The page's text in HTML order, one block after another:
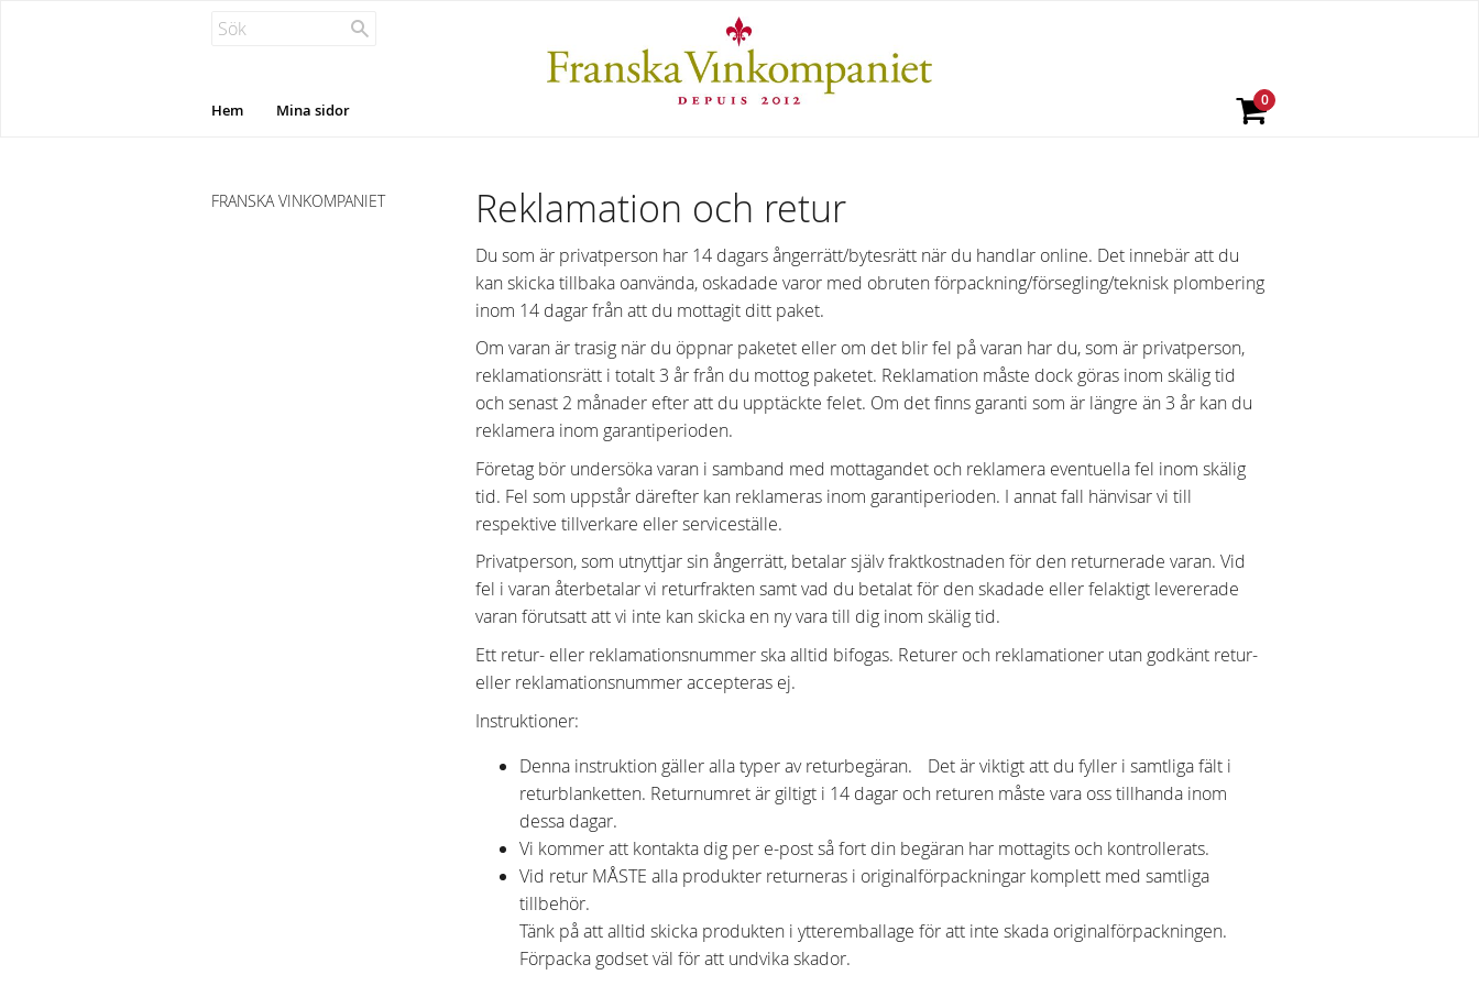
Hem Mina sidor
Reklamation och retur
Du som är privatperson har 14 dagars ångerrätt/bytesrätt när du handlar online. Det innebär att du
kan skicka tillbaka oanvända, oskadade varor med obruten förpackning/försegling/teknisk plombering
inom 14 dagar från att du mottagit ditt paket.
Om varan är trasig när du öppnar paketet eller om det blir fel på varan har du, som är privatperson,
reklamationsrätt i totalt 3 år från du mottog paketet. Reklamation måste dock göras inom skälig tid
och senast 2 månader efter att du upptäckte felet. Om det finns garanti som är längre än 3 år kan du
reklamera inom garantiperioden.
Företag bör undersöka varan i samband med mottagandet och reklamera eventuella fel inom skälig
tid. Fel som uppstår därefter kan reklameras inom garantiperioden. I annat fall hänvisar vi till
respektive tillverkare eller serviceställe.
Privatperson, som utnyttjar sin ångerrätt, betalar själv fraktkostnaden för den returnerade varan. Vid
fel i varan återbetalar vi returfrakten samt vad du betalat för den skadade eller felaktigt levererade
varan förutsatt att vi inte kan skicka en ny vara till dig inom skälig tid.
Ett retur- eller reklamationsnummer ska alltid bifogas. Returer och reklamationer utan godkänt retur-
eller reklamationsnummer accepteras ej.
Instruktioner:
Denna instruktion gäller alla typer av returbegäran. Det är viktigt att du fyller i samtliga fält i
returblanketten. Returnumret är giltigt i 14 dagar och returen måste vara oss tillhanda inom
dessa dagar.
Vi kommer att kontakta dig per e-post så fort din begäran har mottagits och kontrollerats.
Vid retur MÅSTE alla produkter returneras i originalförpackningar komplett med samtliga
tillbehör.
Tänk på att alltid skicka produkten i ytteremballage för att inte skada originalförpackningen.
Förpacka godset väl för att undvika skador.
FRANSKA VINKOMPANIET